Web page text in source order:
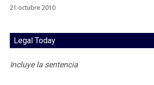
21 octubre 2010
Legal Today
Incluye la sentencia